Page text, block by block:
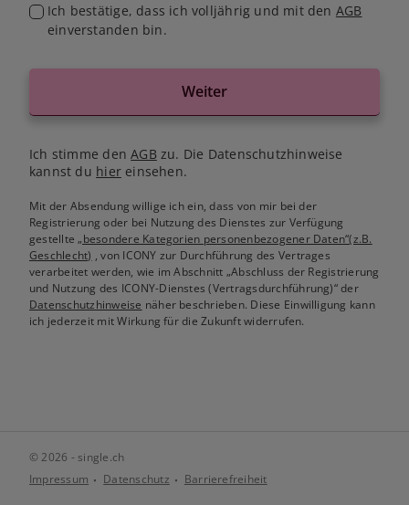
Ich bestätige, dass ich volljährig und mit den AGB
einverstanden bin.
Weiter
Ich stimme denAGB zu. Die Datenschutzhinweise
kannst du hiereinsehen.
Mit der Absendung willige ich ein, dass von mir bei der
Registrierung oder bei Nutzung des Dienstes zur Verfügung
gestellte„besondere Kategorien personenbezogener Daten“(z.B.
Geschlecht) , von ICONY zur Durchführung des Vertrages
verarbeitet werden, wie im Abschnitt „Abschluss der Registrierung
und Nutzung des ICONY-Dienstes (Vertragsdurchführung)“ der
Datenschutzhinweise näher beschrieben. Diese Einwilligung kann
ich jederzeit mit Wirkung für die Zukunft widerrufen.
© 2026 - single.ch
Impressum
Datenschutz Barrierefreiheit